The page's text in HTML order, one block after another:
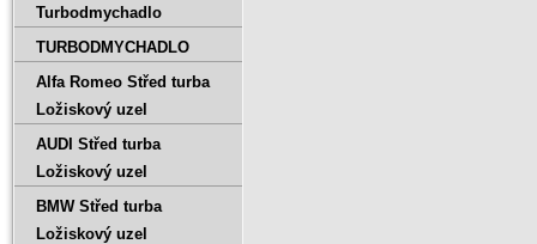
Turbodmychadlo
TURBODMYCHADLO
Alfa Romeo Střed turba
Ložiskový uzel
AUDI Střed turba
Ložiskový uzel
BMW Střed turba
Ložiskový uzel